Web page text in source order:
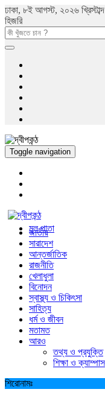
ঢাকা, ৮ই আগস্ট, ২০২৬
হিজরি
Toggle navigation
মুল পাতা
জাতীয়
সারাদেশ
আন্তর্জাতিক
রাজনীতি
খেলাধুলা
বিনোদন
স্বাস্থ্য ও চিকিৎসা
সাহিত্য
ধর্ম ও জীবন
মতামত
আরও
তথ্য ও প্রযুক্তি
শিক্ষা ও ক্যাম্পাস
শিরোনামঃ